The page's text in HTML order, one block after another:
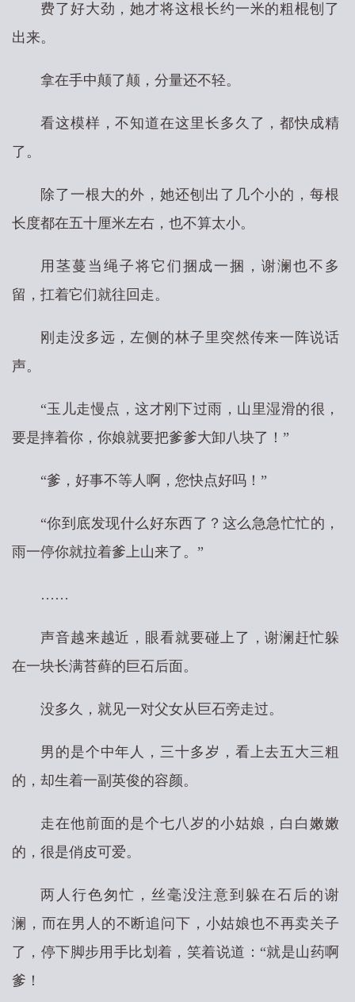
费了好大劲，她才将这根长约一米的粗棍刨了
出来。
拿在手中颠了颠，分量还不轻。
看这模样，不知道在这里长多久了，都快成精
了。
除了一根大的外，她还刨出了几个小的，每根
长度都在五十厘米左右，也不算太小。
用茎蔓当绳子将它们捆成一捆，谢澜也不多
留，扛着它们就往回走。
刚走没多远，左侧的林子里突然传来一阵说话
声。
“玉儿走慢点，这才刚下过雨，山里湿滑的很，
要是摔着你，你娘就要把爹爹大卸八块了！”
“爹，好事不等人啊，您快点好吗！”
“你到底发现什么好东西了？这么急急忙忙的，
雨一停你就拉着爹上山来了。”
……
声音越来越近，眼看就要碰上了，谢澜赶忙躲
在一块长满苔藓的巨石后面。
没多久，就见一对父女从巨石旁走过。
男的是个中年人，三十多岁，看上去五大三粗
的，却生着一副英俊的容颜。
走在他前面的是个七八岁的小姑娘，白白嫩嫩
的，很是俏皮可爱。
两人行色匆忙，丝毫没注意到躲在石后的谢
澜，而在男人的不断追问下，小姑娘也不再卖关子
了，停下脚步用手比划着，笑着说道：“就是山药啊
爹！